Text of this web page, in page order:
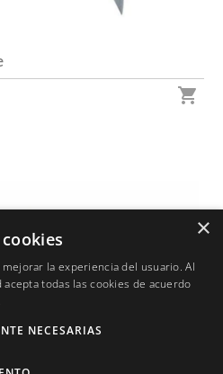

×
la experiencia del usuario. Al
todas las cookies de acuerdo
NECESARIAS